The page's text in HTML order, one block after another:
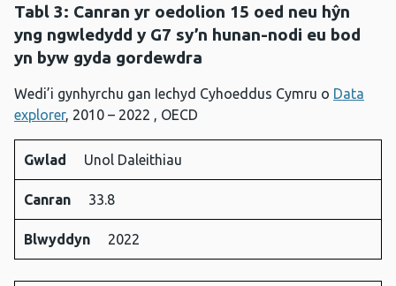
Tabl 3: Canran yr oedolion 15 oed neu hŷn
yng ngwledydd y G7 sy’n hunan-nodi eu bod
yn byw gyda gordewdra
Wedi’i gynhyrchu gan Iechyd Cyhoeddus Cymru o Data
explorer, 2010 – 2022 , OECD
Gwlad Canran Blwyddyn
Gwlad Unol Daleithiau
Canran 33.8
Blwyddyn 2022